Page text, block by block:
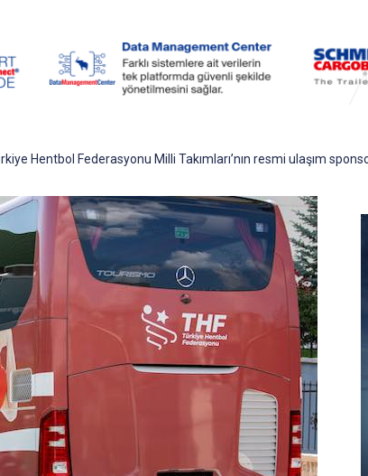
Hentbol Federasyonu Milli Takımları’nın resmi ulaşım